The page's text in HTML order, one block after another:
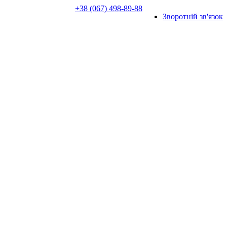
+38 (067) 498-89-88
Зворотній зв'язок